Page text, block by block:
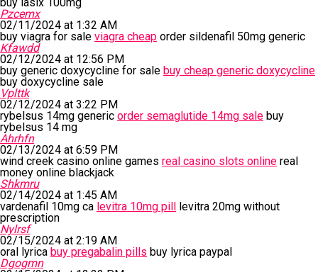
Pzcemx
02/11/2024 at 1:32 AM
buy viagra for sale viagra cheap order sildenafil 50mg generic
Kfawdd
02/12/2024 at 12:56 PM
buy generic doxycycline for sale buy cheap generic doxycycline
buy doxycycline sale
Vplttk
02/12/2024 at 3:22 PM
rybelsus 14mg generic order semaglutide 14mg sale buy
rybelsus 14 mg
Ahrhfn
02/13/2024 at 6:59 PM
wind creek casino online games real casino slots online real
money online blackjack
Shkmru
02/14/2024 at 1:45 AM
vardenafil 10mg ca levitra 10mg pill levitra 20mg without
prescription
Nylrsf
02/15/2024 at 2:19 AM
oral lyrica buy pregabalin pills buy lyrica paypal
Dgogmn